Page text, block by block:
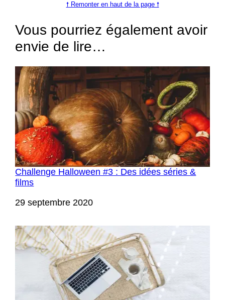
🠕 Remonter en haut de la page 🠕
Vous pourriez également avoir
envie de lire…
Challenge Halloween #3 : Des idées séries &
films
Date
29 septembre 2020